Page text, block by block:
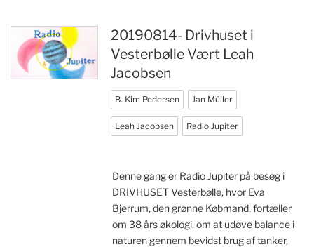
20190814- Drivhuset i
Vesterbølle Vært Leah
Jacobsen
B. Kim Pedersen Jan Müller
Leah Jacobsen Radio Jupiter
Denne gang er Radio Jupiter på besøg i
DRIVHUSET Vesterbølle, hvor Eva
Bjerrum, den grønne Købmand, fortæller
om 38 års økologi, om at udøve balance i
naturen gennem bevidst brug af tanker,